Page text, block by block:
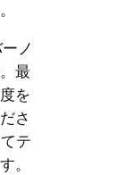
ノ
最
を
さ
テ
。